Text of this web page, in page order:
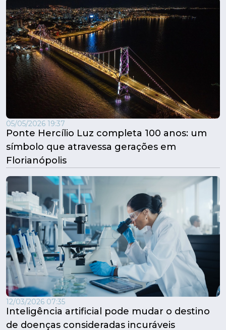
05/05/2026 19:37
Ponte Hercílio Luz completa 100 anos: um
símbolo que atravessa gerações em
Florianópolis
12/03/2026 07:35
Inteligência artificial pode mudar o destino
de doenças consideradas incuráveis